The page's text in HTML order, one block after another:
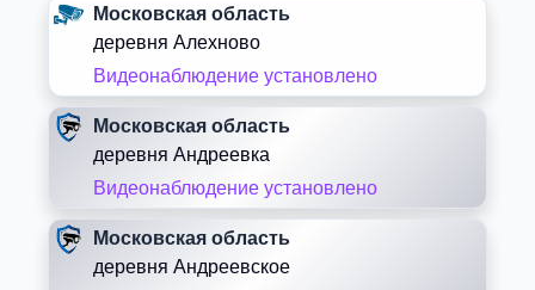
Московская область
деревня Алехново
Видеонаблюдение установлено
Московская область
деревня Андреевка
Видеонаблюдение установлено
Московская область
деревня Андреевское